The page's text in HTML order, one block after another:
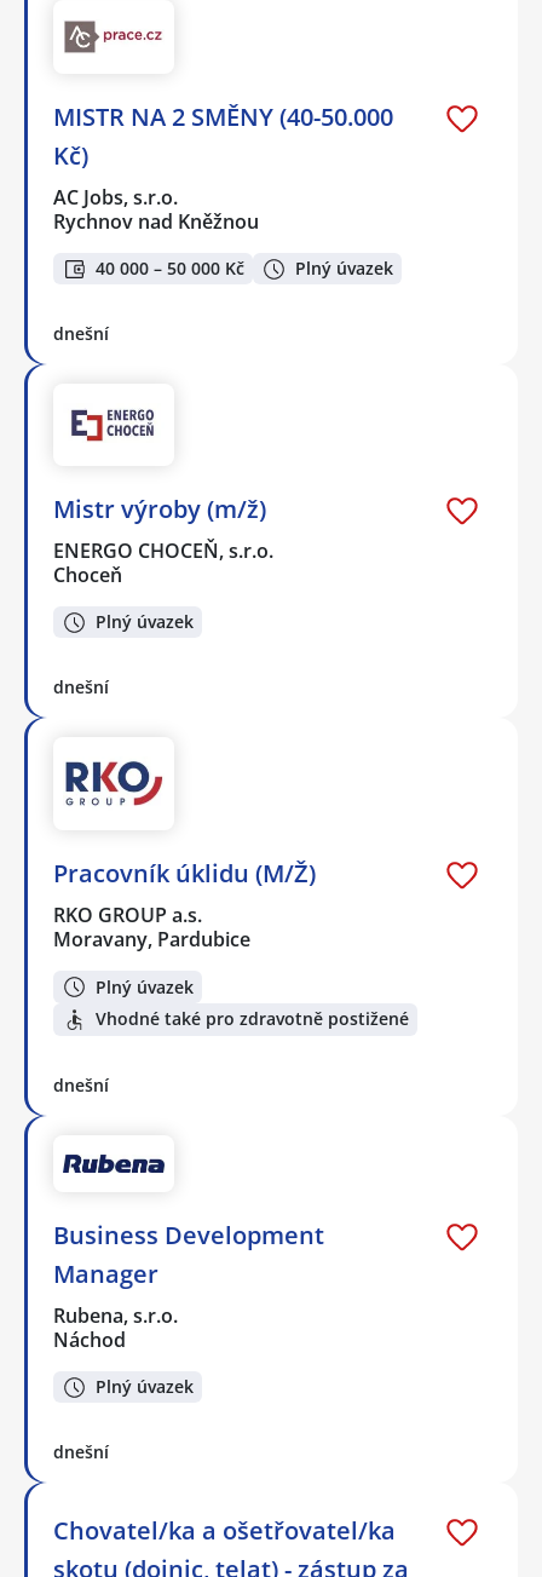
MISTR NA 2 SMĚNY (40-50.000
Kč)
AC Jobs, s.r.o.
Rychnov nad Kněžnou
40 000 – 50 000 Kč Plný úvazek
dnešní
Mistr výroby (m/ž)
ENERGO CHOCEŇ, s.r.o.
Choceň
Plný úvazek
dnešní
Pracovník úklidu (M/Ž)
RKO GROUP a.s.
Moravany, Pardubice
Plný úvazek
Vhodné také pro zdravotně postižené
dnešní
Business Development
Manager
Rubena, s.r.o.
Náchod
Plný úvazek
dnešní
Chovatel/ka a ošetřovatel/ka
skotu (dojnic, telat) - zástup za